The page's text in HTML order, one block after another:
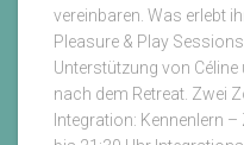
vereinbaren. Was erlebt
Pleasure & Play
Unterstützung von
nach dem Retreat. Zwei
Integration: Kennenlern